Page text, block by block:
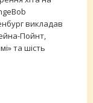
викладав
Пойнт,
та шість